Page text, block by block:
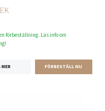
förbeställning. Läs info om
MER